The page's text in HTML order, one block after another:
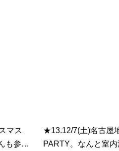
マス
も参…
★13.12/7(土)名古屋
PARTY。なんと室